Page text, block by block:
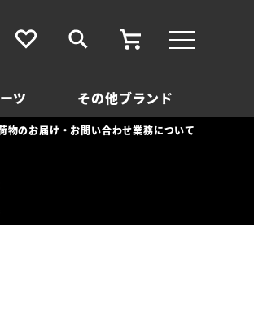
ツ その他ブランド
物のお届け・お問い合わせ業務について